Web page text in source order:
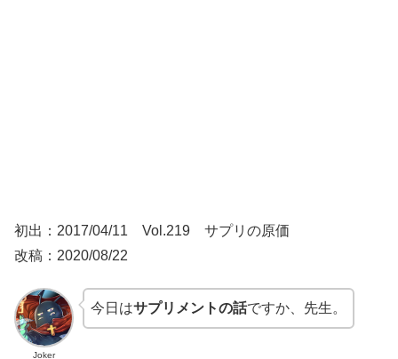
初出：2017/04/11 Vol.219 サプリの原価
改稿：2020/08/22
Joker
今日はサプリメントの話ですか、先生。